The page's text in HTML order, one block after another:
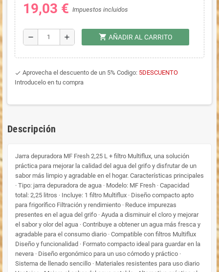
19,03 € Impuestos incluidos
remove add shopping_cart AÑADIR AL CARRITO
done Aprovecha el descuento de un 5% Codigo: 5DESCUENTO
Introducelo en tu compra
Descripción
Jarra depuradora MF Fresh 2,25 L + filtro Multiflux, una solución
práctica para mejorar la calidad del agua del grifo y disfrutar de un
sabor más limpio y agradable en el hogar. Características principales
· Tipo: jarra depuradora de agua · Modelo: MF Fresh · Capacidad
total: 2,25 litros · Incluye: 1 filtro Multiflux · Diseño compacto apto
para frigorífico Filtración y rendimiento · Reduce impurezas
presentes en el agua del grifo · Ayuda a disminuir el cloro y mejorar
el sabor y olor del agua · Contribuye a obtener un agua más fresca y
agradable para el consumo diario · Compatible con filtros Multiflux
Diseño y funcionalidad · Formato compacto ideal para guardar en la
nevera · Diseño ergonómico para un uso cómodo y práctico ·
Sistema de llenado sencillo · Materiales resistentes para uso diario